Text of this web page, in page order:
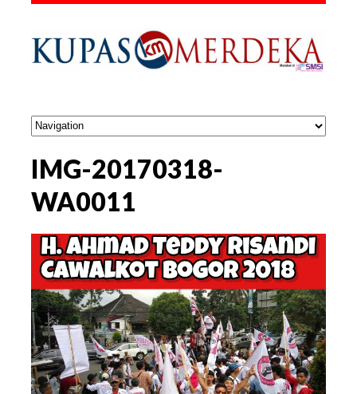
IMG-20170318-
WA0011